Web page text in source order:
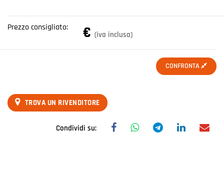
Prezzo consigliato: € (iva inclusa)
CONFRONTA
TROVA UN RIVENDITORE
Condividi su: